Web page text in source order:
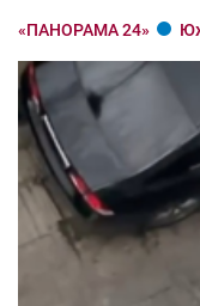
«ПАНОРАМА 24»